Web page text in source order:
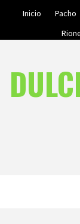
Inicio Pacho